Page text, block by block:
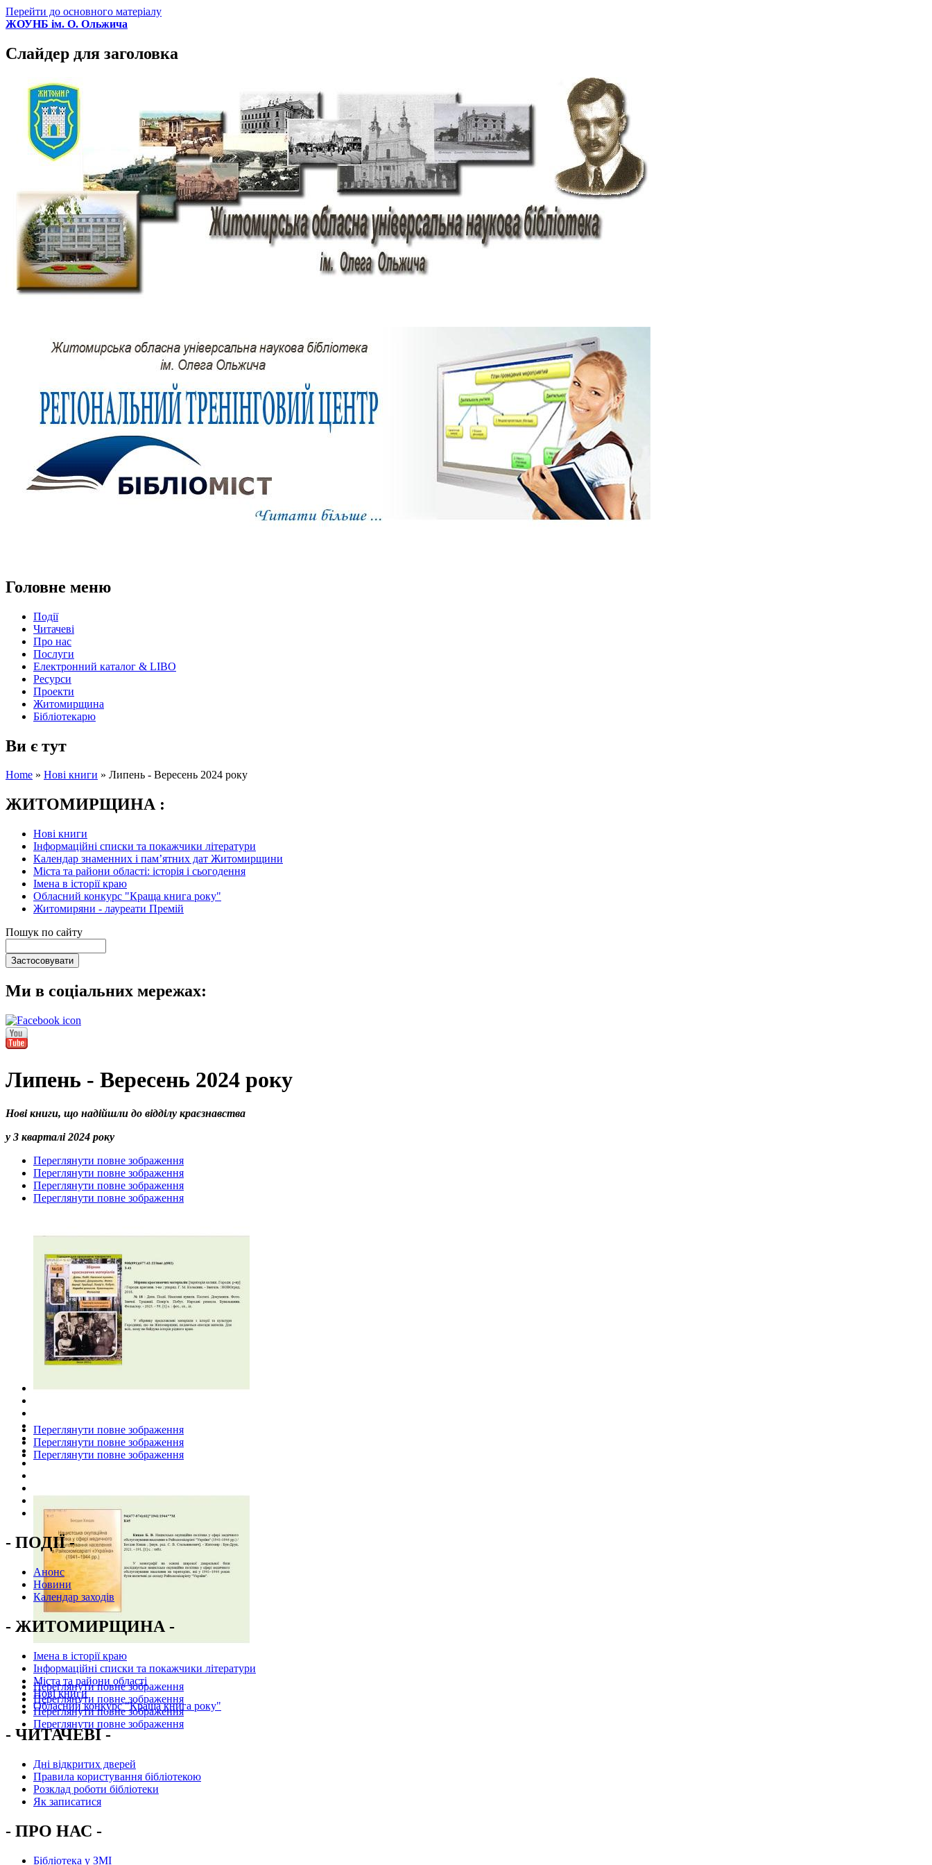
Перейти до основного матеріалу
ЖОУНБ ім. О. Ольжича
Слайдер для заголовка
Головне меню
Події
Читачеві
Про нас
Послуги
Електронний каталог & LIBO
Ресурси
Проекти
Житомирщина
Бібліотекарю
Ви є тут
Home » Нові книги » Липень - Вересень 2024 року
ЖИТОМИРЩИНА :
Нові книги
Інформаційні списки та покажчики літератури
Календар знаменних і пам’ятних дат Житомирщини
Міста та райони області: історія і сьогодення
Імена в історії краю
Обласний конкурс "Краща книга року"
Житомиряни - лауреати Премій
Пошук по сайту
Ми в соціальних мережах:
Липень - Вересень 2024 року
Нові книги, що надійшли до відділу краєзнавства
у 3 кварталі 2024 року
Переглянути повне зображення
Переглянути повне зображення
Переглянути повне зображення
Переглянути повне зображення
Переглянути повне зображення
Переглянути повне зображення
Переглянути повне зображення
Переглянути повне зображення
Переглянути повне зображення
Переглянути повне зображення
Переглянути повне зображення
- ПОДІЇ -
Анонс
Новини
Календар заходів
- ЖИТОМИРЩИНА -
Імена в історії краю
Інформаційні списки та покажчики літератури
Міста та райони області
Нові книги
Обласний конкурс "Краща книга року"
- ЧИТАЧЕВІ -
Дні відкритих дверей
Правила користування бібліотекою
Розклад роботи бібліотеки
Як записатися
- ПРО НАС -
Бібліотека у ЗМІ